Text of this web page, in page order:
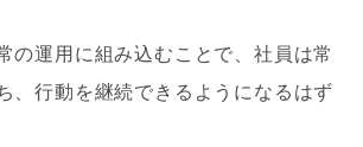
の運用に組み込むことで、社員は常
、行動を継続できるようになるはず